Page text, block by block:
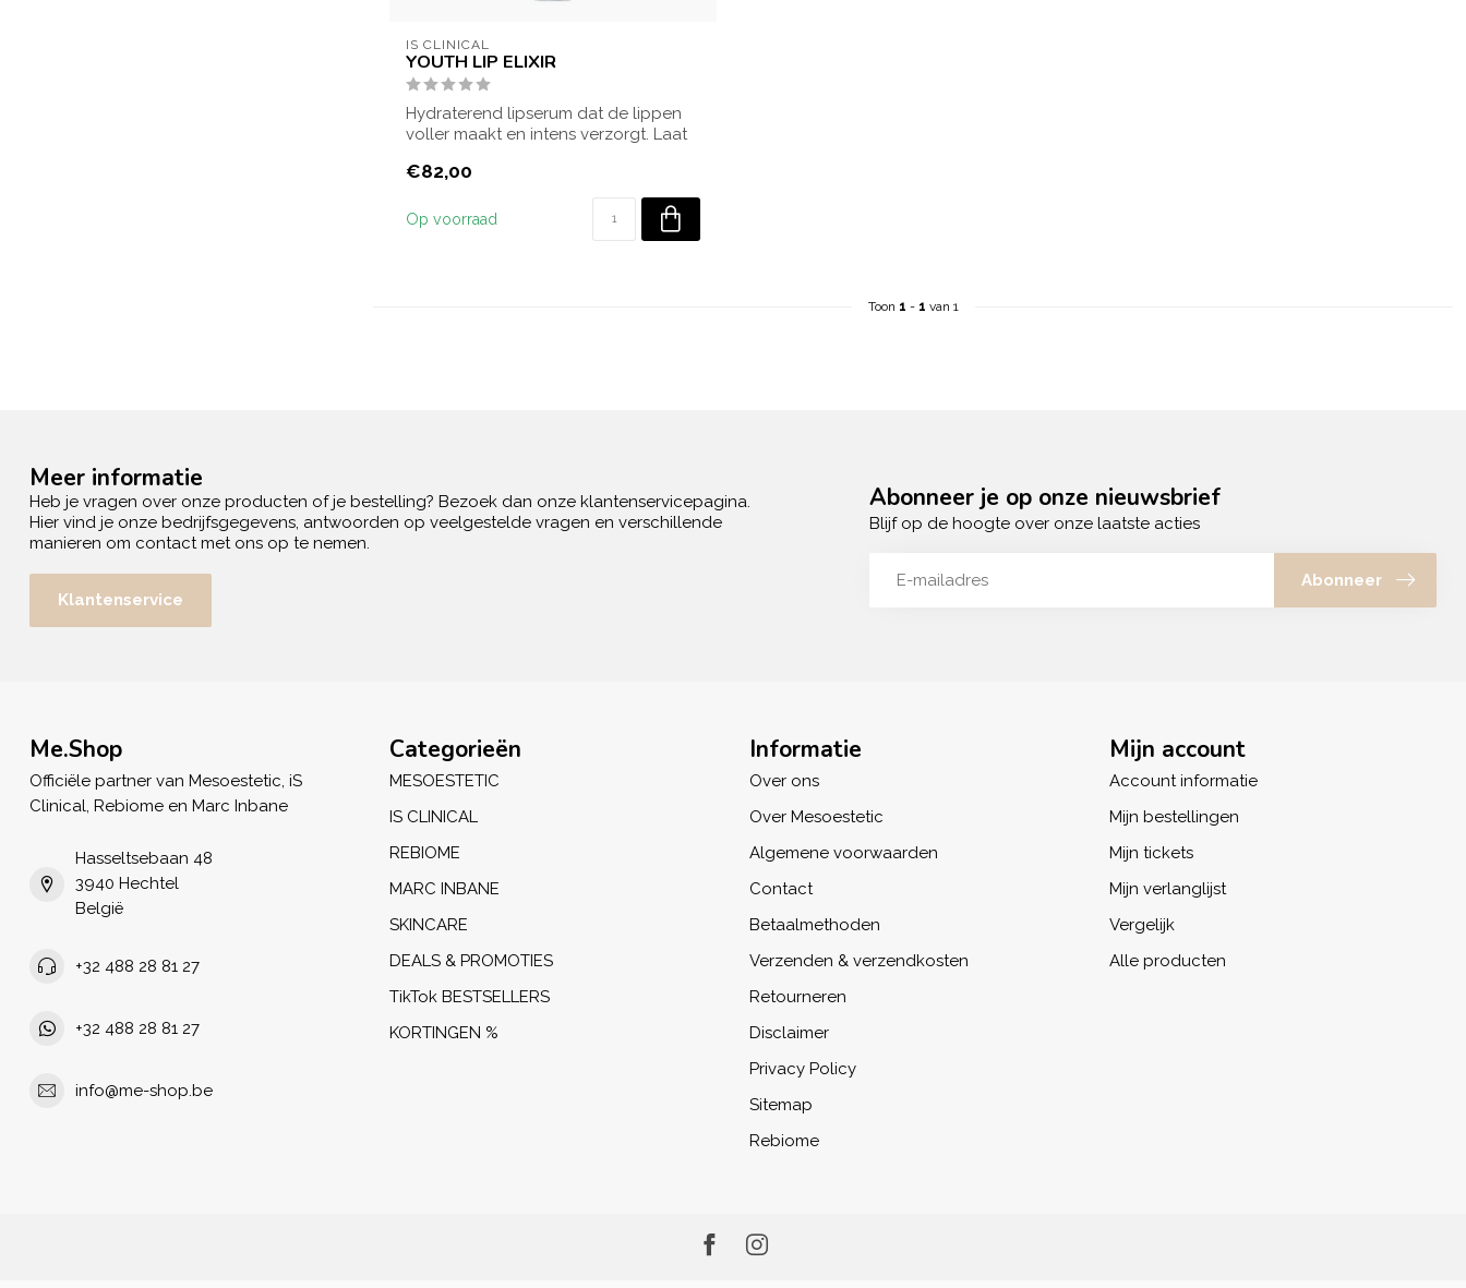
IS CLINICAL
YOUTH LIP ELIXIR
Hydraterend lipserum dat de lippen
voller maakt en intens verzorgt. Laat
€82,00
Op voorraad
Toon 1 - 1 van 1
Meer informatie
Heb je vragen over onze producten of je bestelling? Bezoek dan onze klantenservicepagina.
Hier vind je onze bedrijfsgegevens, antwoorden op veelgestelde vragen en verschillende
manieren om contact met ons op te nemen.
Klantenservice
Abonneer je op onze nieuwsbrief
Blijf op de hoogte over onze laatste acties
Abonneer
Me.Shop
Officiële partner van Mesoestetic, iS
Clinical, Rebiome en Marc Inbane
Hasseltsebaan 48
3940 Hechtel
België
+32 488 28 81 27
+32 488 28 81 27
info@me-shop.be
Categorieën
MESOESTETIC
IS CLINICAL
REBIOME
MARC INBANE
SKINCARE
DEALS & PROMOTIES
TikTok BESTSELLERS
KORTINGEN %
Informatie
Over ons
Over Mesoestetic
Algemene voorwaarden
Contact
Betaalmethoden
Verzenden & verzendkosten
Retourneren
Disclaimer
Privacy Policy
Sitemap
Rebiome
Mijn account
Account informatie
Mijn bestellingen
Mijn tickets
Mijn verlanglijst
Vergelijk
Alle producten